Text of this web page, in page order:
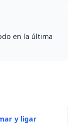
en la última
y ligar